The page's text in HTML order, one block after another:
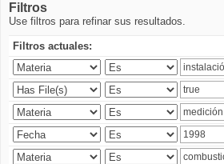
Filtros
Use filtros para refinar sus resultados.
Filtros actuales: